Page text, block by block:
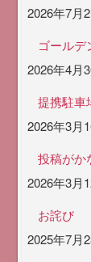
2026年7月
ゴール
2026年4月
提携駐車
2026年3月
投稿がか
2026年3月
お詫び
2025年7月